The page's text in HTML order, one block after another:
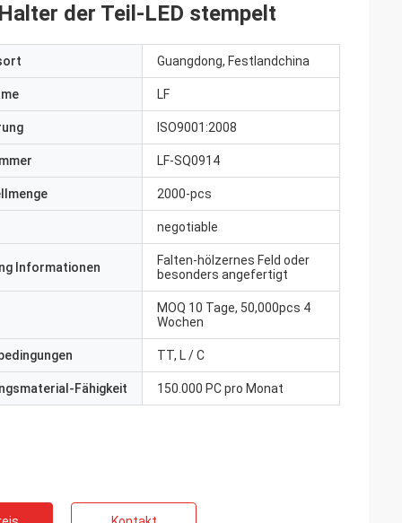
der Teil-LED stempelt
Guangdong, Festlandchina
LF
ISO9001:2008
LF-SQ0914
2000-pcs
negotiable
Informationen
Falten-hölzernes Feld oder
besonders angefertigt
MOQ 10 Tage, 50,000pcs 4
Wochen
TT, L / C
Fähigkeit 150.000 PC pro Monat